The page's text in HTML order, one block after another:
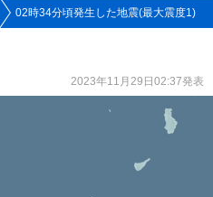
02時34分頃発生した地震(最大震度1)
2023年11月29日02:37発表